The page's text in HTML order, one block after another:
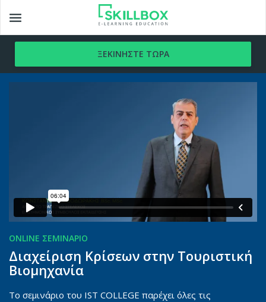
navigation
ONLINE ΣΕΜΙΝΑΡΙΟ
Διαχείριση Κρίσεων στην Τουριστική
Βιομηχανία
Το σεμινάριο του IST COLLEGE παρέχει όλες τις